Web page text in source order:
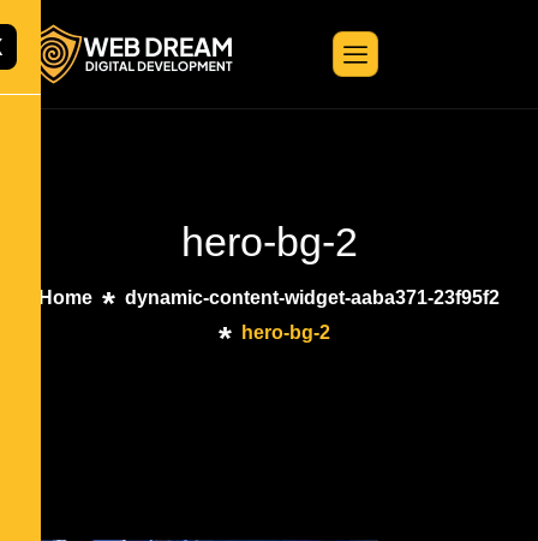
hero-bg-2
Home
dynamic-content-widget-aaba371-23f95f2
hero-bg-2